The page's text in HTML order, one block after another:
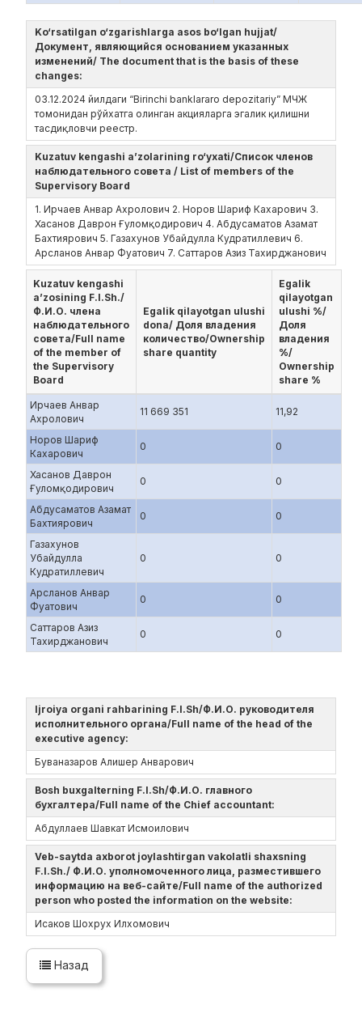
Ko‘rsatilgan o‘zgarishlarga asos bo‘lgan hujjat/
Документ, являющийся основанием указанных
изменений/ The document that is the basis of these
changes:
03.12.2024 йилдаги “Birinchi banklararo depozitariy” МЧЖ
томонидан рўйхатга олинган акцияларга эгалик қилишни
тасдиқловчи реестр.
Kuzatuv kengashi a’zolarining ro‘yxati/Список членов
наблюдательного совета / List of members of the
Supervisory Board
1. Ирчаев Анвар Ахролович 2. Норов Шариф Кахарович 3.
Хасанов Даврон Ғуломқодирович 4. Абдусаматов Азамат
Бахтиярович 5. Газахунов Убайдулла Кудратиллевич 6.
Арсланов Анвар Фуатович 7. Саттаров Азиз Тахирджанович
Kuzatuv kengashi
a’zosining F.I.Sh./
Ф.И.О. члена
наблюдательного
совета/Full name
of the member of
the Supervisory
Board
Egalik qilayotgan ulushi
dona/ Доля владения
количество/Ownership
share quantity
Egalik
qilayotgan
ulushi %/
Доля
владения
%/
Ownership
share %
Ирчаев Анвар
Ахролович
11 669 351 11,92
Норов Шариф
Кахарович
0 0
Хасанов Даврон
Ғуломқодирович
0 0
Абдусаматов Азамат
Бахтиярович
0 0
Газахунов
Убайдулла
Кудратиллевич
0 0
Арсланов Анвар
Фуатович
0 0
Саттаров Азиз
Тахирджанович
0 0
Ijroiya organi rahbarining F.I.Sh/Ф.И.О. руководителя
исполнительного органа/Full name of the head of the
executive agency:
Буваназаров Алишер Анварович
Bosh buxgalterning F.I.Sh/Ф.И.О. главного
бухгалтера/Full name of the Chief accountant:
Абдуллаев Шавкат Исмоилович
Veb-saytda axborot joylashtirgan vakolatli shaxsning
F.I.Sh./ Ф.И.О. уполномоченного лица, разместившего
информацию на веб-сайте/Full name of the authorized
person who posted the information on the website:
Исаков Шохрух Илхомович
Назад